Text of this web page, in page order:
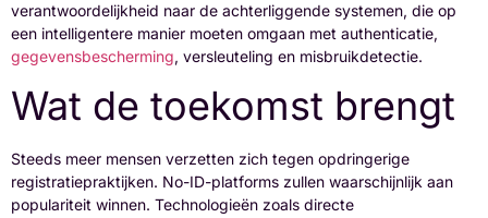
verantwoordelijkheid naar de achterliggende systemen, die op
een intelligentere manier moeten omgaan met authenticatie,
gegevensbescherming, versleuteling en misbruikdetectie.
Wat de toekomst brengt
Steeds meer mensen verzetten zich tegen opdringerige
registratiepraktijken. No-ID-platforms zullen waarschijnlijk aan
populariteit winnen. Technologieën zoals directe